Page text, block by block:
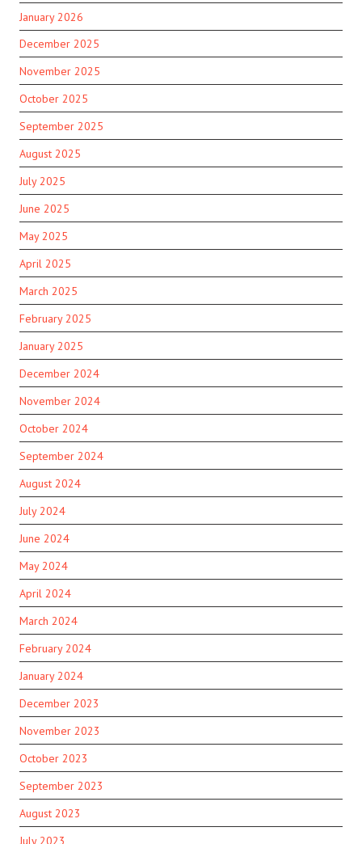
January 2026
December 2025
November 2025
October 2025
September 2025
August 2025
July 2025
June 2025
May 2025
April 2025
March 2025
February 2025
January 2025
December 2024
November 2024
October 2024
September 2024
August 2024
July 2024
June 2024
May 2024
April 2024
March 2024
February 2024
January 2024
December 2023
November 2023
October 2023
September 2023
August 2023
July 2023